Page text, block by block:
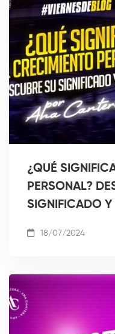
¿QUÉ
PERSONAL?
SIGNIFICADO Y
18/07/2024